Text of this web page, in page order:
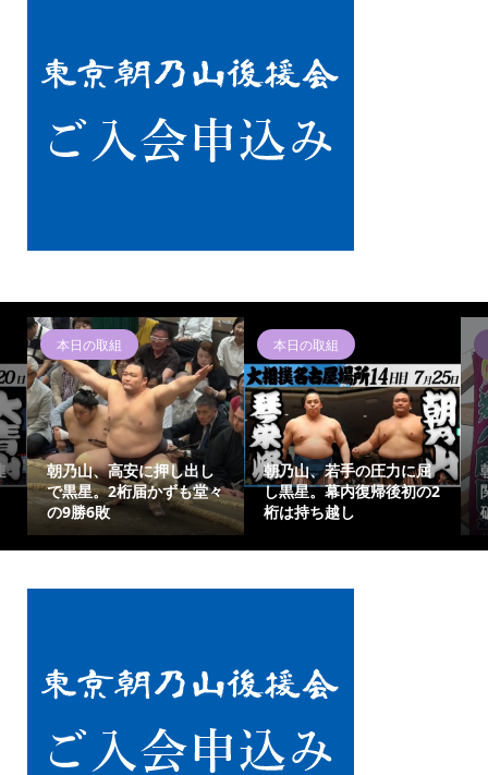
本日の取組
朝乃山、高安に押し出し
で黒星。2桁届かずも堂々
の9勝6敗
本日の取組
朝乃山、若手の圧力に屈
し黒星。幕内復帰後初の2
桁は持ち越し